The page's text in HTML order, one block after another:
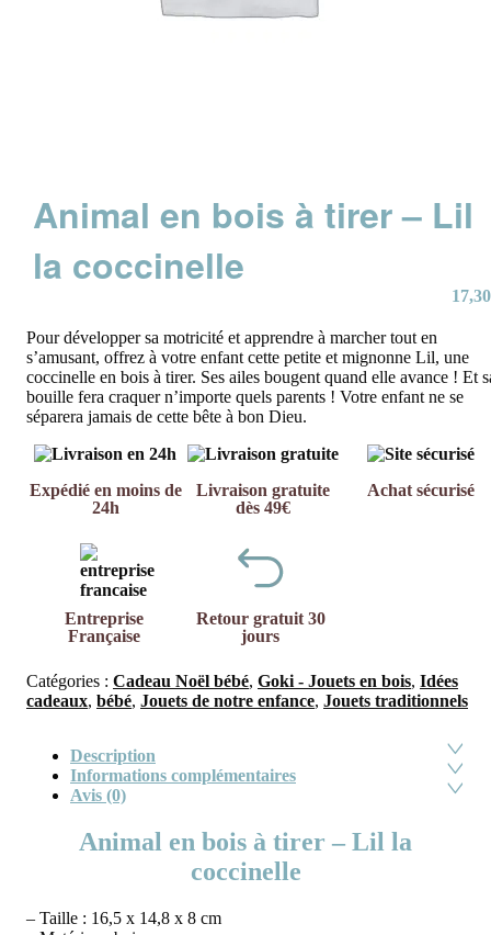
Animal en bois à tirer – Lil
la coccinelle
17,30
Pour développer sa motricité et apprendre à marcher tout en
s’amusant, offrez à votre enfant cette petite et mignonne Lil, une
coccinelle en bois à tirer. Ses ailes bougent quand elle avance ! Et
bouille fera craquer n’importe quels parents ! Votre enfant ne se
séparera jamais de cette bête à bon Dieu.
Expédié en moins de
24h
Livraison gratuite
dès 49€
Achat sécurisé
Entreprise
Française
Retour gratuit 30
jours
Catégories : Cadeau Noël bébé, Goki - Jouets en bois, Idées
cadeaux, bébé, Jouets de notre enfance, Jouets traditionnels
Description
Informations complémentaires
Avis (0)
Animal en bois à tirer – Lil la
coccinelle
– Taille : 16,5 x 14,8 x 8 cm